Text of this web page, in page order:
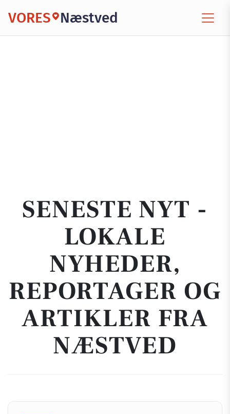
VORES Næstved
SENESTE NYT -
LOKALE
NYHEDER,
REPORTAGER OG
ARTIKLER FRA
NÆSTVED